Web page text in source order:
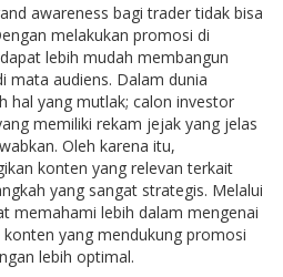
awareness bagi trader tidak bisa
melakukan promosi di
lebih mudah membangun
mata audiens. Dalam dunia
hal yang mutlak; calon investor
memiliki rekam jejak yang jelas
Oleh karena itu,
konten yang relevan terkait
yang sangat strategis. Melalui
memahami lebih dalam mengenai
yang mendukung promosi
lebih optimal.